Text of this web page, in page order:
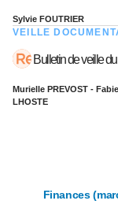
Sylvie FOUTRIER
VEILLE
Bulletin de veille
Murielle PREVOST -
LHOSTE
Finances